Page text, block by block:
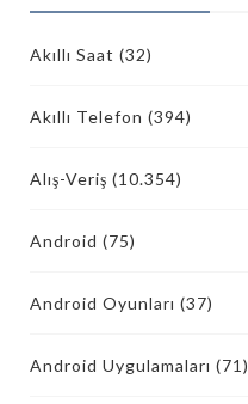
Akıllı Saat (32)
Akıllı Telefon (394)
Alış-Veriş (10.354)
Android (75)
Android Oyunları (37)
Android Uygulamaları (71)